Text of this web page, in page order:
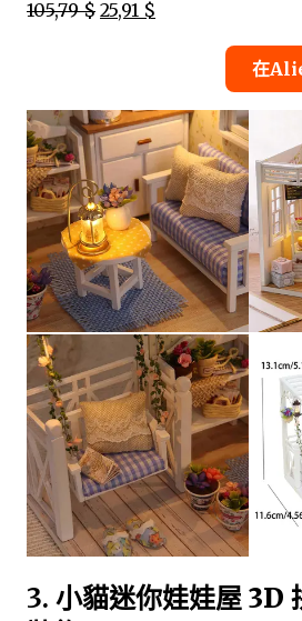
105,79 $ 25,91 $
在
3. 小貓迷你娃娃屋 3D